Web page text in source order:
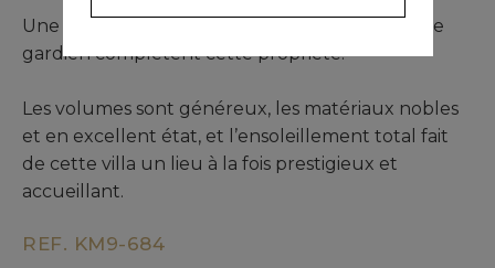
Une chambre de personnel et une chambre de
gardien complètent cette propriété.
Les volumes sont généreux, les matériaux nobles
et en excellent état, et l’ensoleillement total fait
de cette villa un lieu à la fois prestigieux et
accueillant.
REF. KM9-684